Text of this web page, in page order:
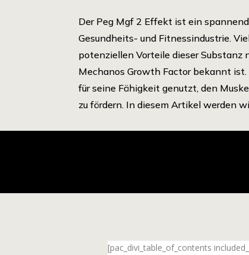
Der Peg Mgf 2 Effekt ist ein
Gesundheits- und Fitnessindustrie.
potenziellen Vorteile dieser Substanz
Mechanos Growth Factor bekannt
für seine Fähigkeit genutzt, den
zu fördern. In diesem Artikel werden
[pac_divi_table_of_contents